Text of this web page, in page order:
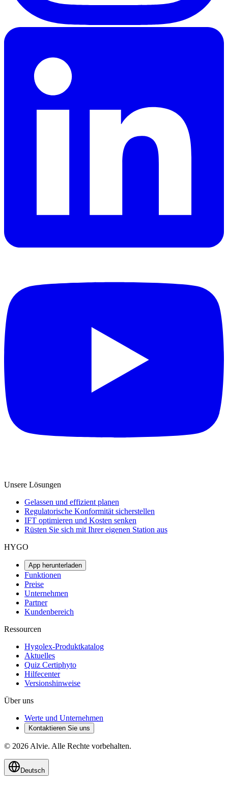
Unsere Lösungen
Gelassen und effizient planen
Regulatorische Konformität sicherstellen
IFT optimieren und Kosten senken
Rüsten Sie sich mit Ihrer eigenen Station aus
HYGO
App herunterladen
Funktionen
Preise
Unternehmen
Partner
Kundenbereich
Ressourcen
Hygolex-Produktkatalog
Aktuelles
Quiz Certiphyto
Hilfecenter
Versionshinweise
Über uns
Werte und Unternehmen
Kontaktieren Sie uns
© 2026 Alvie. Alle Rechte vorbehalten.
Deutsch